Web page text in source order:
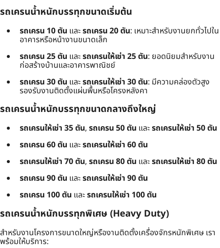
รถเครนน้ำหนักบรรทุกขนาดเริ่มต้น
รถเครน 10 ตัน และรถเครน 20 ตัน: เหมาะสำหรับงานยกทั่วไปใน
อาคารหรือหน้างานขนาดเล็ก
รถเครน 25 ตัน และรถเครนให้เช่า 25 ตัน: ยอดนิยมสำหรับงาน
ก่อสร้างบ้านและอาคารพาณิชย์
รถเครน 30 ตัน และรถเครนให้เช่า 30 ตัน: มีความคล่องตัวสูง
รองรับงานติดตั้งแผ่นพื้นหรือโครงหลังคา
รถเครนน้ำหนักบรรทุกขนาดกลางถึงใหญ่
รถเครนให้เช่า 35 ตัน, รถเครน 50 ตัน และรถเครนให้เช่า 50 ตัน
รถเครน 60 ตัน และรถเครนให้เช่า 60 ตัน
รถเครนให้เช่า 70 ตัน, รถเครน 80 ตัน และรถเครนให้เช่า 80 ตัน
รถเครน 90 ตัน และรถเครนให้เช่า 90 ตัน
รถเครน 100 ตัน และรถเครนให้เช่า 100 ตัน
รถเครนน้ำหนักบรรทุกพิเศษ (Heavy Duty)
สำหรับงานโครงการขนาดใหญ่หรืองานติดตั้งเครื่องจักรหนักพิเศษ เรา
พร้อมให้บริการ: